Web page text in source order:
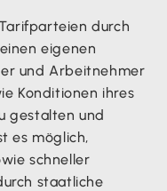
durch
einen eigenen
und Arbeitnehmer
Konditionen ihres
gestalten und
es möglich,
schneller
staatliche